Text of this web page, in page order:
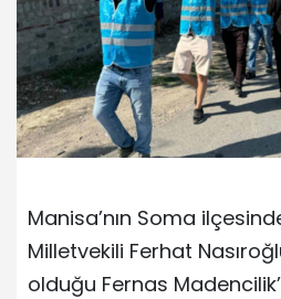
Manisa’nın Soma
Milletvekili Ferhat
olduğu Fernas